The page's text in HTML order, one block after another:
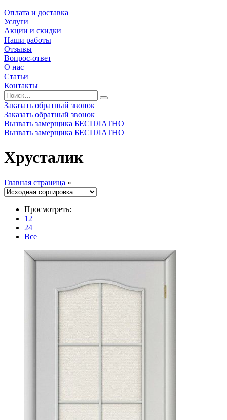
Оплата и доставка
Услуги
Акции и скидки
Наши работы
Отзывы
Вопрос-ответ
О нас
Статьи
Контакты
Заказать обратный звонок
Заказать обратный звонок
Вызвать замерщика БЕСПЛАТНО
Вызвать замерщика БЕСПЛАТНО
Хрусталик
Главная страница »
Просмотреть:
12
24
Все